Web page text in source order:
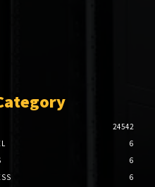
24542
6
6
6